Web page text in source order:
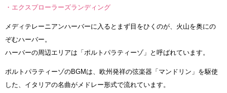
・エクスプローラーズランディング
メディテレーニアンハーバーに入るとまず目をひくのが、火山を奥にの
ぞむハーバー。
ハーバーの周辺エリアは「ポルトパラティーゾ」と呼ばれています。
ポルトパラティーゾのBGMは、欧州発祥の弦楽器「マンドリン」を駆使
した、イタリアの名曲がメドレー形式で流れています。